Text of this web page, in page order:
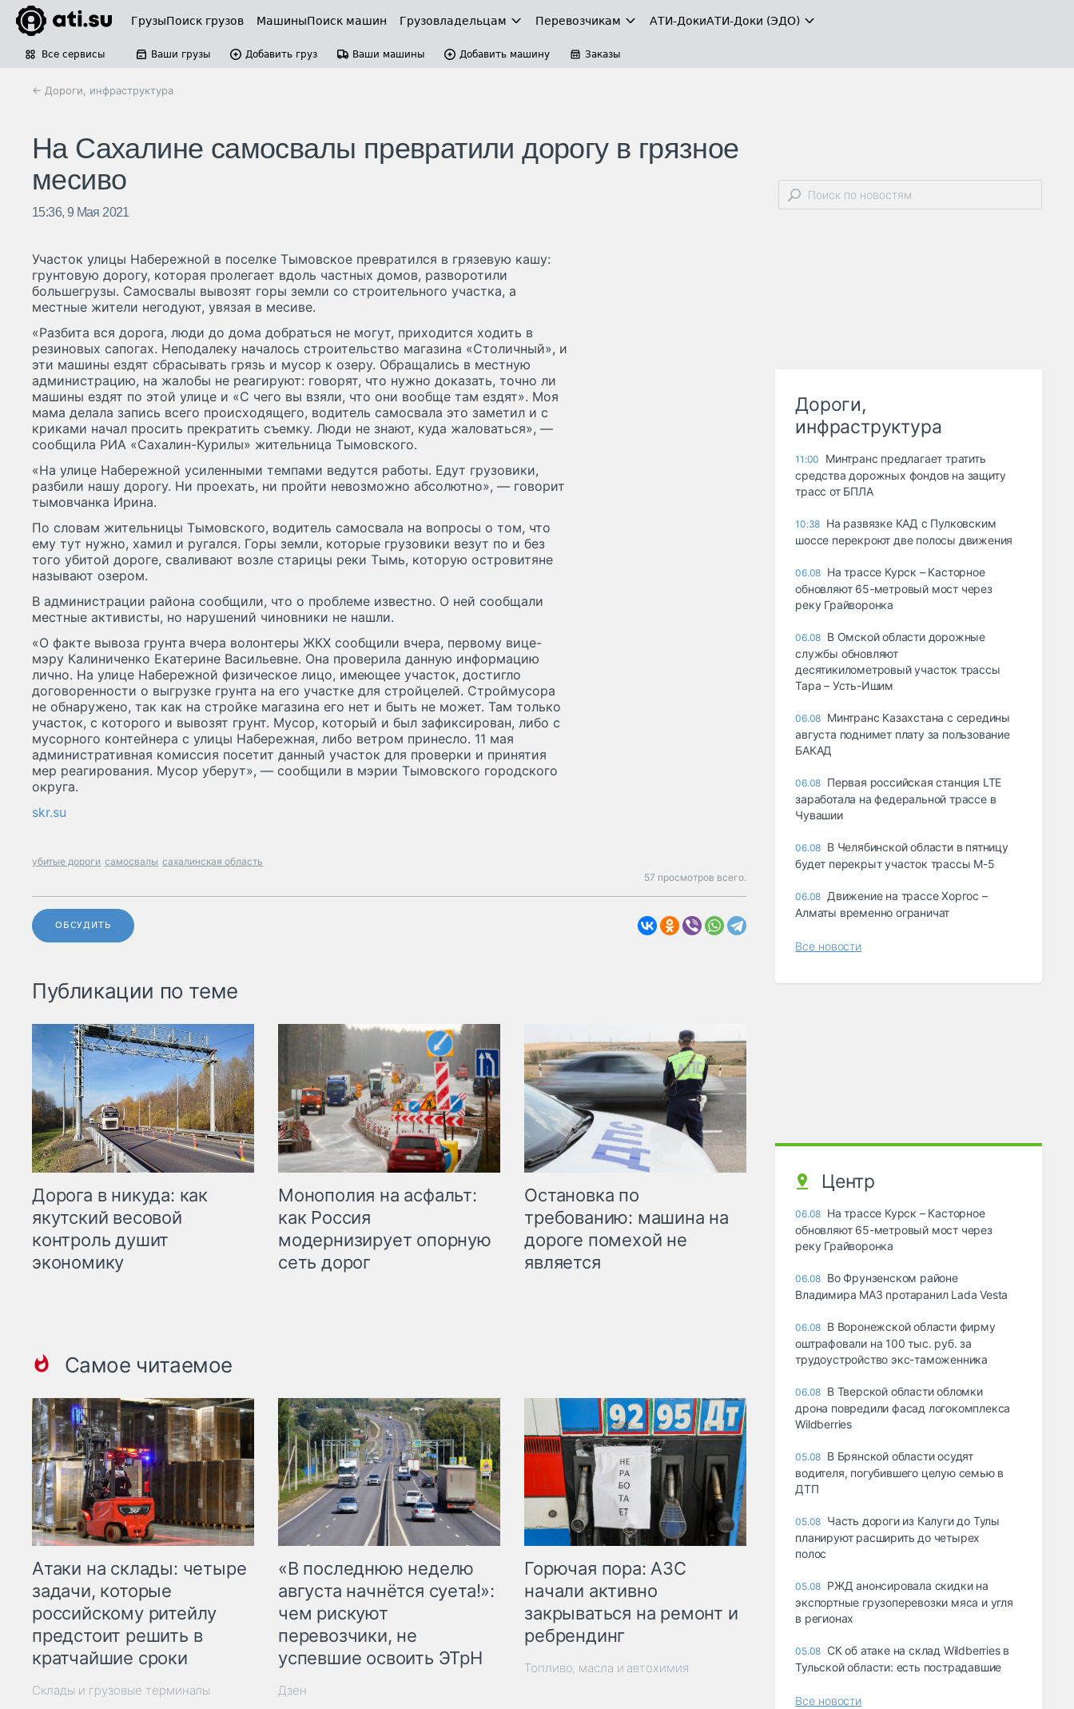
ГрузыПоиск грузов МашиныПоиск машин Грузовладельцам Перевозчикам АТИ-ДокиАТИ-Доки (ЭДО)
Все сервисы Ваши грузы Добавить груз Ваши машины Добавить машину Заказы
← Дороги, инфраструктура
На Сахалине самосвалы превратили дорогу в грязное
месиво
15:36, 9 Мая 2021
Участок улицы Набережной в поселке Тымовское превратился в грязевую кашу:
грунтовую дорогу, которая пролегает вдоль частных домов, разворотили
большегрузы. Самосвалы вывозят горы земли со строительного участка, а
местные жители негодуют, увязая в месиве.
«Разбита вся дорога, люди до дома добраться не могут, приходится ходить в
резиновых сапогах. Неподалеку началось строительство магазина «Столичный», и
эти машины ездят сбрасывать грязь и мусор к озеру. Обращались в местную
администрацию, на жалобы не реагируют: говорят, что нужно доказать, точно ли
машины ездят по этой улице и «С чего вы взяли, что они вообще там ездят». Моя
мама делала запись всего происходящего, водитель самосвала это заметил и с
криками начал просить прекратить съемку. Люди не знают, куда жаловаться», —
сообщила РИА «Сахалин-Курилы» жительница Тымовского.
«На улице Набережной усиленными темпами ведутся работы. Едут грузовики,
разбили нашу дорогу. Ни проехать, ни пройти невозможно абсолютно», — говорит
тымовчанка Ирина.
По словам жительницы Тымовского, водитель самосвала на вопросы о том, что
ему тут нужно, хамил и ругался. Горы земли, которые грузовики везут по и без
того убитой дороге, сваливают возле старицы реки Тымь, которую островитяне
называют озером.
В администрации района сообщили, что о проблеме известно. О ней сообщали
местные активисты, но нарушений чиновники не нашли.
«О факте вывоза грунта вчера волонтеры ЖКХ сообщили вчера, первому вице-
мэру Калиниченко Екатерине Васильевне. Она проверила данную информацию
лично. На улице Набережной физическое лицо, имеющее участок, достигло
договоренности о выгрузке грунта на его участке для стройцелей. Строймусора
не обнаружено, так как на стройке магазина его нет и быть не может. Там только
участок, с которого и вывозят грунт. Мусор, который и был зафиксирован, либо с
мусорного контейнера с улицы Набережная, либо ветром принесло. 11 мая
административная комиссия посетит данный участок для проверки и принятия
мер реагирования. Мусор уберут», — сообщили в мэрии Тымовского городского
округа.
skr.su
убитые дороги самосвалы сахалинская область
57 просмотров всего.
ОБСУДИТЬ
Публикации по теме
Дорога в никуда: как
якутский весовой
контроль душит
экономику
Монополия на асфальт:
как Россия
модернизирует опорную
сеть дорог
Остановка по
требованию: машина на
дороге помехой не
является
Самое читаемое
Атаки на склады: четыре
задачи, которые
российскому ритейлу
предстоит решить в
кратчайшие сроки
Склады и грузовые терминалы
«В последнюю неделю
августа начнётся суета!»:
чем рискуют
перевозчики, не
успевшие освоить ЭТрН
Дзен
Горючая пора: АЗС
начали активно
закрываться на ремонт и
ребрендинг
Топливо, масла и автохимия
Дороги,
инфраструктура
11:00
Минтранс предлагает тратить
средства дорожных фондов на защиту
трасс от БПЛА
10:38 На развязке КАД с Пулковским
шоссе перекроют две полосы движения
06.08 На трассе Курск – Касторное
обновляют 65-метровый мост через
реку Грайворонка
06.08 В Омской области дорожные
службы обновляют
десятикилометровый участок трассы
Тара – Усть-Ишим
06.08 Минтранс Казахстана с середины
августа поднимет плату за пользование
БАКАД
06.08 Первая российская станция LTE
заработала на федеральной трассе в
Чувашии
06.08 В Челябинской области в пятницу
будет перекрыт участок трассы М-5
06.08 Движение на трассе Хоргос –
Алматы временно ограничат
Все новости
Центр
06.08 На трассе Курск – Касторное
обновляют 65-метровый мост через
реку Грайворонка
06.08 Во Фрунзенском районе
Владимира МАЗ протаранил Lada Vesta
06.08 В Воронежской области фирму
оштрафовали на 100 тыс. руб. за
трудоустройство экс-таможенника
06.08 В Тверской области обломки
дрона повредили фасад логокомплекса
Wildberries
05.08 В Брянской области осудят
водителя, погубившего целую семью в
ДТП
05.08 Часть дороги из Калуги до Тулы
планируют расширить до четырех
полос
05.08 РЖД анонсировала скидки на
экспортные грузоперевозки мяса и угля
в регионах
05.08 СК об атаке на склад Wildberries в
Тульской области: есть пострадавшие
Все новости